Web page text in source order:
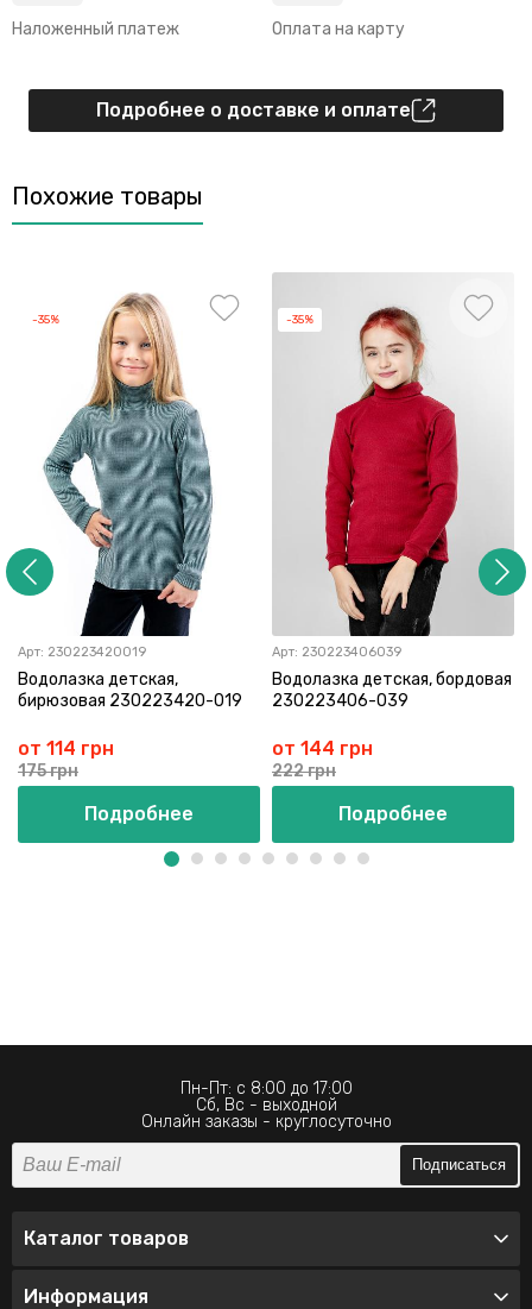
Наложенный платеж Оплата на карту
Подробнее о доставке и оплате
Похожие товары
-35%
Арт: 230223420019
Водолазка детская,
бирюзовая 230223420-019
от 114 грн
175 грн
Подробнее
-35%
Арт: 230223406039
Водолазка детская, бордовая
230223406-039
от 144 грн
222 грн
Подробнее
Пн-Пт: с 8:00 до 17:00
Сб, Вс - выходной
Онлайн заказы - круглосуточно
Подписаться
Каталог товаров
Информация